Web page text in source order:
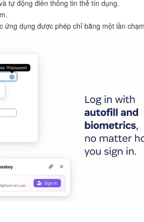
tự động điền thông tin thẻ tín dụng.
ứng dụng được phép chỉ bằng một lần